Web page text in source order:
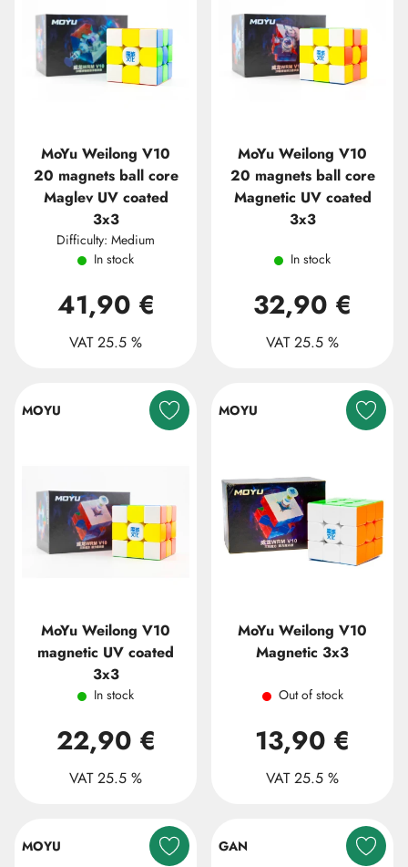
MoYu Weilong V10
20 magnets ball core
Maglev UV coated
3x3
Difficulty: Medium
In stock
41,90 €
VAT 25.5 %
MoYu Weilong V10
20 magnets ball core
Magnetic UV coated
3x3
In stock
32,90 €
VAT 25.5 %
MOYU
MoYu Weilong V10
magnetic UV coated
3x3
In stock
22,90 €
VAT 25.5 %
MOYU
MoYu Weilong V10
Magnetic 3x3
Out of stock
13,90 €
VAT 25.5 %
MOYU GAN